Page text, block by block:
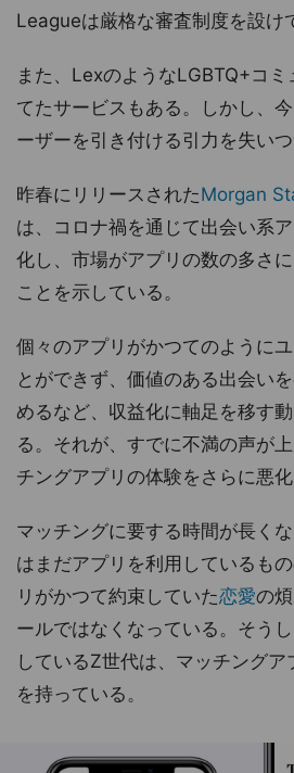
Leagueは厳格な審査制度を設け
また、LexのようなLGBTQ+コ
てたサービスもある。しかし、
ーザーを引き付ける引力を失いつ
昨春にリリースされたMorgan
は、コロナ禍を通じて出会い系
化し、市場がアプリの数の多さ
ことを示している。
個々のアプリがかつてのように
とができず、価値のある出会い
めるなど、収益化に軸足を移す
る。それが、すでに不満の声が
チングアプリの体験をさらに悪化
マッチングに要する時間が長く
はまだアプリを利用しているも
リがかつて約束していた恋愛の
ールではなくなっている。そう
しているZ世代は、マッチングア
を持っている。